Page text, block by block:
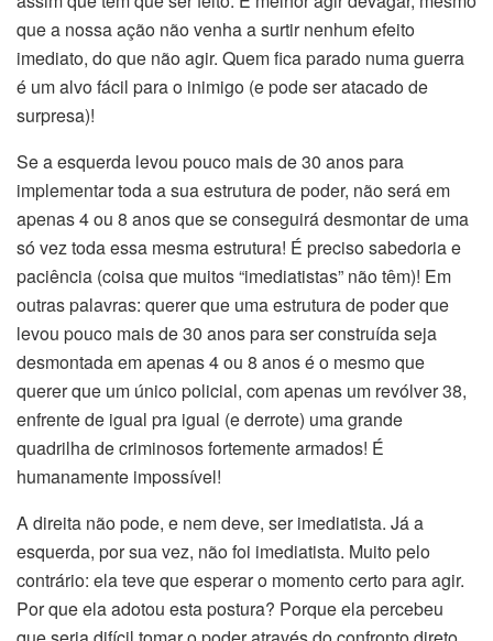
que a nossa ação não venha a surtir nenhum efeito
imediato, do que não agir. Quem fica parado numa guerra
é um alvo fácil para o inimigo (e pode ser atacado de
surpresa)!
Se a esquerda levou pouco mais de 30 anos para
implementar toda a sua estrutura de poder, não será em
apenas 4 ou 8 anos que se conseguirá desmontar de uma
só vez toda essa mesma estrutura! É preciso sabedoria e
paciência (coisa que muitos “imediatistas” não têm)! Em
outras palavras: querer que uma estrutura de poder que
levou pouco mais de 30 anos para ser construída seja
desmontada em apenas 4 ou 8 anos é o mesmo que
querer que um único policial, com apenas um revólver 38,
enfrente de igual pra igual (e derrote) uma grande
quadrilha de criminosos fortemente armados! É
humanamente impossível!
A direita não pode, e nem deve, ser imediatista. Já a
esquerda, por sua vez, não foi imediatista. Muito pelo
contrário: ela teve que esperar o momento certo para agir.
Por que ela adotou esta postura? Porque ela percebeu